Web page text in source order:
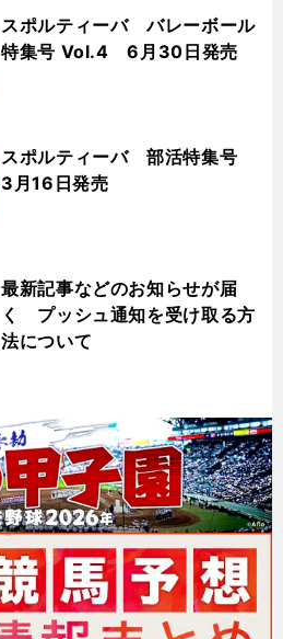
スポルティーバ バレーボール
特集号 Vol.4 6月30日発売
スポルティーバ 部活特集号
3月16日発売
最新記事などのお知らせが届
く プッシュ通知を受け取る方
法について